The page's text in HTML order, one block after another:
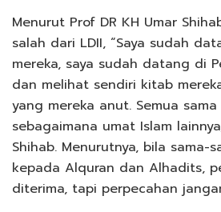
Menurut Prof DR KH Umar
salah dari LDII, “Saya sudah
mereka, saya sudah datang di
dan melihat sendiri kitab
yang mereka anut. Semua
sebagaimana umat Islam
Shihab. Menurutnya, bila sama-
kepada Alquran dan Alhadits,
diterima, tapi perpecahan